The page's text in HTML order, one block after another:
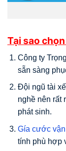
Tại sao
Công ty
sẵn sàng
Đội ngũ tài
nghề nên rất
phát sinh.
Gía cước
tính phù hợp